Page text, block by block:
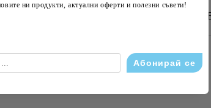
БЪРЗА ПОРЪЧКА
ни продукти, актуални оферти и полезни съвети!